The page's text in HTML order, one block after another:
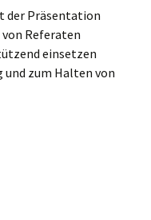
der Präsentation
Referaten
einsetzen
und zum Halten von